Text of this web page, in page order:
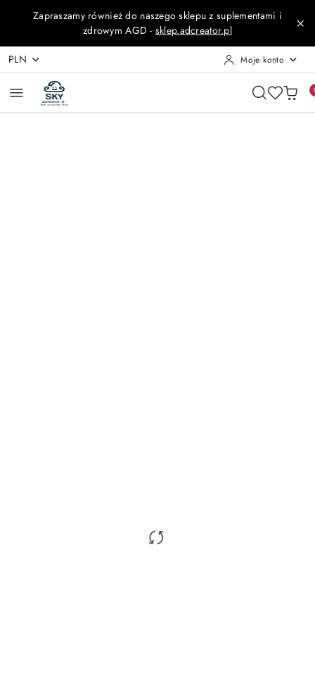
Przejdź do treści głównej
Przejdź do wyszukiwarki
Przejdź do moje konto
Przejdź do menu głównego
Przejdź do opisu produktu
Przejdź do stopki
Zapraszamy również do naszego sklepu z suplementami i
zdrowym AGD - sklep.adcreator.pl
PLN Moje konto